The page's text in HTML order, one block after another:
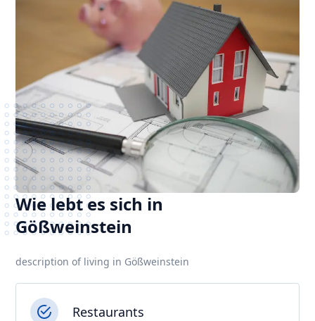
Wie lebt es sich in
Gößweinstein
description of living in Gößweinstein
Restaurants